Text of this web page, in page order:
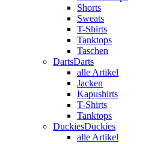
Shorts
Sweats
T-Shirts
Tanktops
Taschen
DartsDarts
alle Artikel
Jacken
Kapushirts
T-Shirts
Tanktops
DuckiesDuckies
alle Artikel